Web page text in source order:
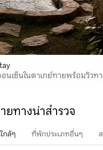
อนเซ็นในตาเกย์ทายพร้อมวิวท
ยทางน่าสำรวจ
กล้ๆ ที่พักประเภทอื่นๆ